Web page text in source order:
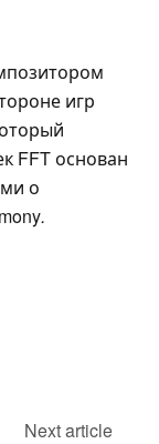
игр
FFT основан
о
.
Next article